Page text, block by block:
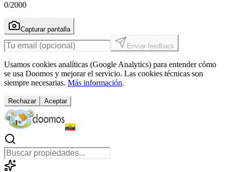
0/2000
Capturar pantalla
Enviar feedback
Usamos cookies analíticas (Google Analytics) para entender cómo
se usa Doomos y mejorar el servicio. Las cookies técnicas son
siempre necesarias. Más información.
Rechazar Aceptar